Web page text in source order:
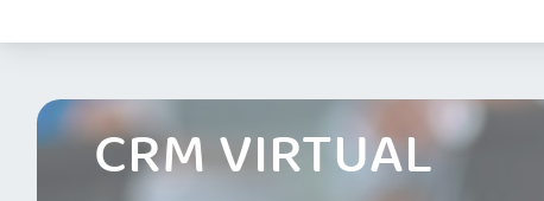
CRM VIRTUAL